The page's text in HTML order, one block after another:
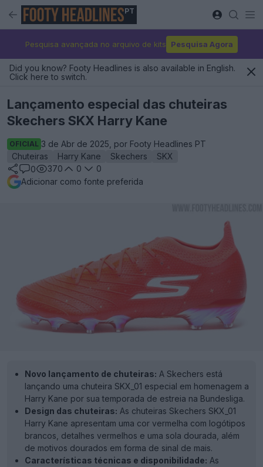
PT
Pesquisa avançada no arquivo de kits Pesquisa Agora
Did you know? Footy Headlines is also available in English.
Click here to switch.
Lançamento especial das chuteiras
Skechers SKX Harry Kane
OFICIAL 3 de Abr de 2025, por Footy Headlines PT
Chuteiras
Harry Kane Skechers
SKX
0
370 0
0
Adicionar como fonte preferida
Novo lançamento de chuteiras: A Skechers está
lançando uma chuteira SKX_01 especial em homenagem a
Harry Kane por sua temporada de estreia na Bundesliga.
Design das chuteiras: As chuteiras Skechers SKX_01
Harry Kane apresentam uma cor vermelha com logótipos
brancos, detalhes vermelhos e uma sola dourada, além
de motivos dourados em forma de sinal de mais.
Características técnicas e disponibilidade: As